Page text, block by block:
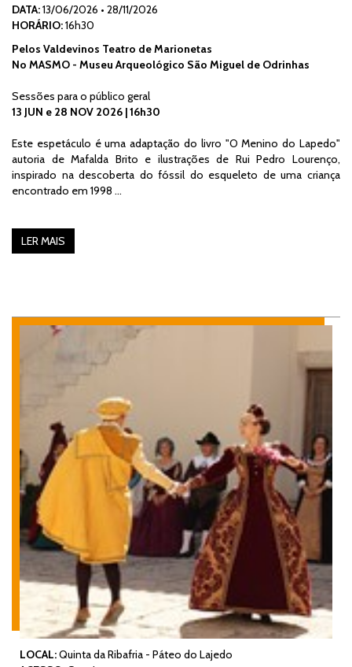
DATA:13/06/2026 • 28/11/2026
HORÁRIO:16h30
Pelos Valdevinos Teatro de Marionetas
No MASMO - Museu Arqueológico São Miguel de Odrinhas
Sessões para o público geral
13 JUN e 28 NOV 2026 | 16h30
Este espetáculo é uma adaptação do livro "O Menino do Lapedo"
autoria de Mafalda Brito e ilustrações de Rui Pedro Lourenço,
inspirado na descoberta do fóssil do esqueleto de uma criança
encontrado em 1998 …
LER MAIS
LOCAL:Quinta da Ribafria - Páteo do Lajedo